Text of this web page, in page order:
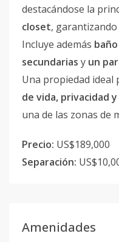
destacándose la
closet, garantizando
Incluye además
secundarias y un
Una propiedad ideal
de vida, privacidad
una de las zonas de
Precio: US$189,000
Separación:
Amenidades